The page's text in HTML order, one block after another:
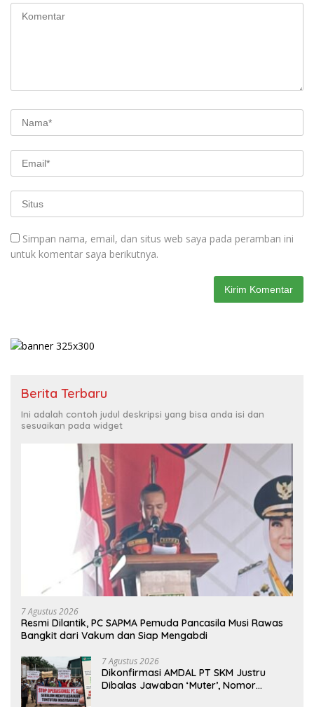
Simpan nama, email, dan situs web saya pada peramban ini
untuk komentar saya berikutnya.
Berita Terbaru
Ini adalah contoh judul deskripsi yang bisa anda isi dan
sesuaikan pada widget
7 Agustus 2026
Resmi Dilantik, PC SAPMA Pemuda Pancasila Musi Rawas
Bangkit dari Vakum dan Siap Mengabdi
7 Agustus 2026
Dikonfirmasi AMDAL PT SKM Justru
Dibalas Jawaban ‘Muter’, Nomor